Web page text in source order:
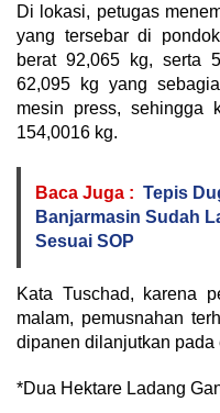
Di lokasi, petugas
yang tersebar di
berat 92,065 kg, serta
62,095 kg yang
mesin press, sehingga
154,0016 kg.
Baca Juga : Tepis
Banjarmasin Sudah
Sesuai SOP
Kata Tuschad, karena
malam, pemusnahan
dipanen dilanjutkan pada
*Dua Hektare Ladang